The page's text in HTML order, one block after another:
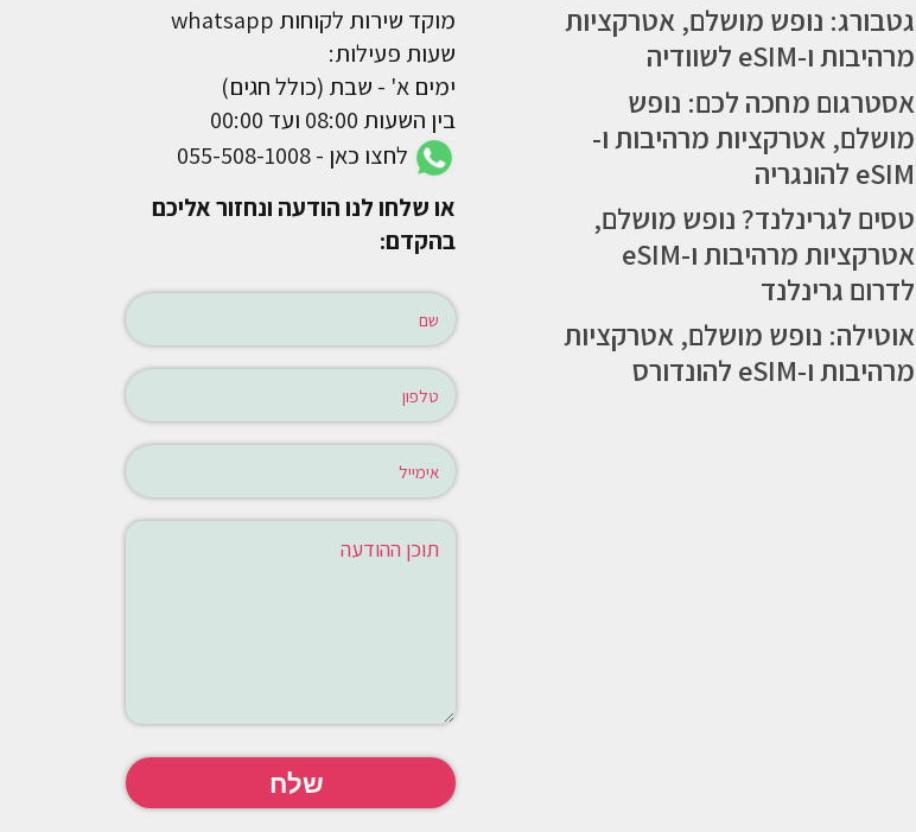
גטבורג: נופש מושלם, אטרקציות
מרהיבות ו-eSIM לשוודיה
אסטרגום מחכה לכם: נופש
מושלם, אטרקציות מרהיבות ו-
eSIM להונגריה
טסים לגרינלנד? נופש מושלם,
אטרקציות מרהיבות ו-eSIM
לדרום גרינלנד
אוטילה: נופש מושלם, אטרקציות
מרהיבות ו-eSIM להונדורס
מוקד שירות לקוחות whatsapp
שעות פעילות:
ימים א' - שבת (כולל חגים)
בין השעות 08:00 ועד 00:00
לחצו כאן - 055-508-1008
או שלחו לנו הודעה ונחזור אליכם
בהקדם: